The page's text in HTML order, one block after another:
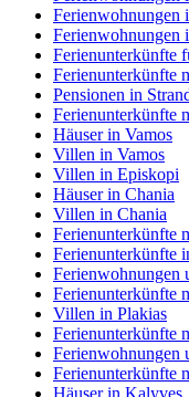
Ferienwohnungen
Ferienwohnungen
Ferienunterkünfte
Ferienunterkünfte
Pensionen in
Ferienunterkünfte
Häuser in Vamos
Villen in Vamos
Villen in Episkopi
Häuser in Chania
Villen in Chania
Ferienunterkünfte
Ferienunterkünfte
Ferienwohnungen
Ferienunterkünfte
Villen in Plakias
Ferienunterkünfte
Ferienwohnungen
Ferienunterkünfte